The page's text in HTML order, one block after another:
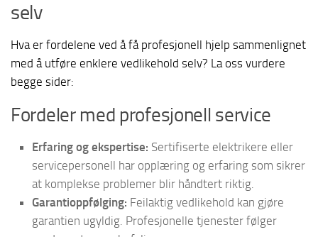
selv
Hva er fordelene ved å få profesjonell hjelp sammenlignet
med å utføre enklere vedlikehold selv? La oss vurdere
begge sider:
Fordeler med profesjonell service
Erfaring og ekspertise: Sertifiserte elektrikere eller
servicepersonell har opplæring og erfaring som sikrer
at komplekse problemer blir håndtert riktig.
Garantioppfølging: Feilaktig vedlikehold kan gjøre
garantien ugyldig. Profesjonelle tjenester følger